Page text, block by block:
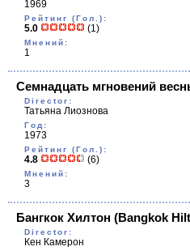
1969
Рейтинг (Гол.):
5.0 (1)
Мнений:
1
Семнадцать мгновений
Director:
Татьяна Лиознова
Год:
1973
Рейтинг (Гол.):
4.8 (6)
Мнений:
3
Бангкок Хилтон (Bangkok
Director:
Кен Камерон